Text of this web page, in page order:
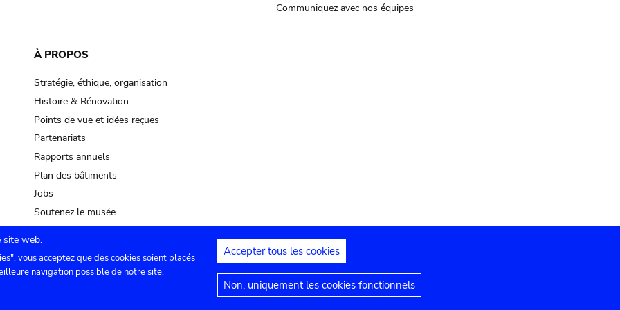
Communiquez avec nos équipes
À PROPOS
Stratégie, éthique, organisation
Histoire & Rénovation
Points de vue et idées reçues
Partenariats
Rapports annuels
Plan des bâtiments
Jobs
Soutenez le musée
Contact Paramètres de confidentialité Mentions juridiques Déclaration d'accessibilité
site web.
vous acceptez que des cookies soient placés
navigation possible de notre site.
Accepter tous les cookies
Non, uniquement les cookies fonctionnels